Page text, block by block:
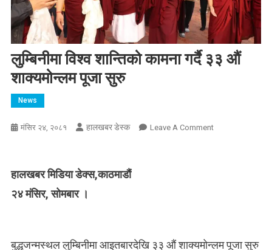
लुम्बिनीमा विश्व शान्तिको कामना गर्दै ३३ औं
शाक्यमोन्लम पूजा सुरु
News
मंसिर २४, २०८१ हालखबर डेस्क Leave A CommentOn
हालखबर मिडिया डेक्स,काठमाडौं
२४ मंसिर, सोमबार ।
बुद्धजन्मस्थल लुम्बिनीमा आइतबारदेखि ३३ औं शाक्यमोन्लम पूजा सुरु